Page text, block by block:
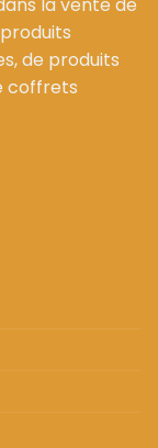
de produits
coffrets